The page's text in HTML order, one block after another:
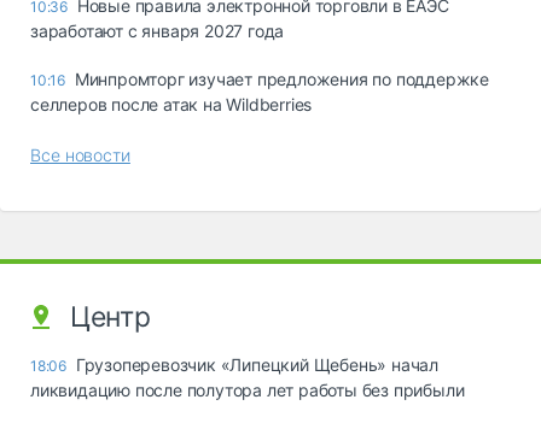
10:36 Новые правила электронной торговли в ЕАЭС
заработают с января 2027 года
10:16 Минпромторг изучает предложения по поддержке
селлеров после атак на Wildberries
Все новости
Центр
18:06 Грузоперевозчик «Липецкий Щебень» начал
ликвидацию после полутора лет работы без прибыли